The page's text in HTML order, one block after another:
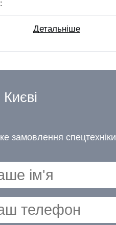
Детальніше
замовлення спецтехніки